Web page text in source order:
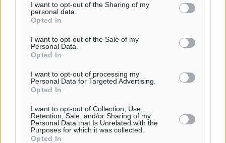
I want to opt-out of the Sharing of my
personal data.
Opted In
I want to opt-out of the Sale of my
Personal Data.
Opted In
I want to opt-out of processing my
Personal Data for Targeted Advertising.
Opted In
I want to opt-out of Collection, Use,
Retention, Sale, and/or Sharing of my
Personal Data that Is Unrelated with the
Purposes for which it was collected.
Opted In